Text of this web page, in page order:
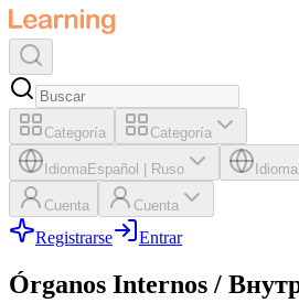
Categoría Categoría
IdiomaEspañol Ruso Idioma
Cuenta Cuenta
Registrarse Entrar
Órganos Internos /